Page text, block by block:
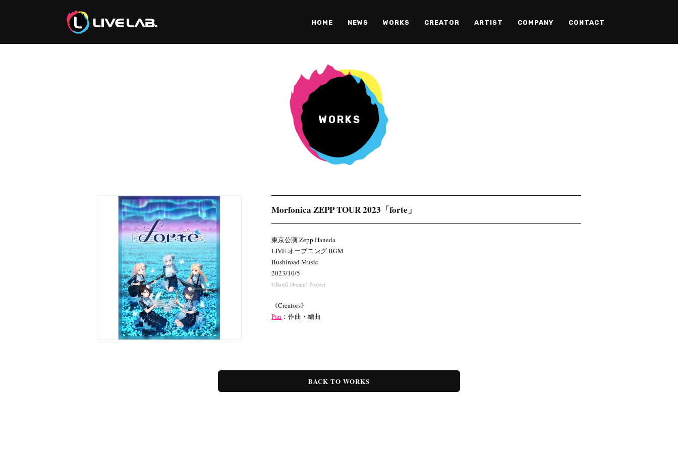
HOME NEWS WORKS CREATOR ARTIST COMPANY CONTACT
WORKS
Morfonica ZEPP TOUR 2023「forte」
東京公演 Zepp Haneda
LIVE オープニング BGM
Bushiroad Music
2023/10/5
©BanG Dream! Project
《Creators》
Pan ：作曲・編曲
BACK TO WORKS